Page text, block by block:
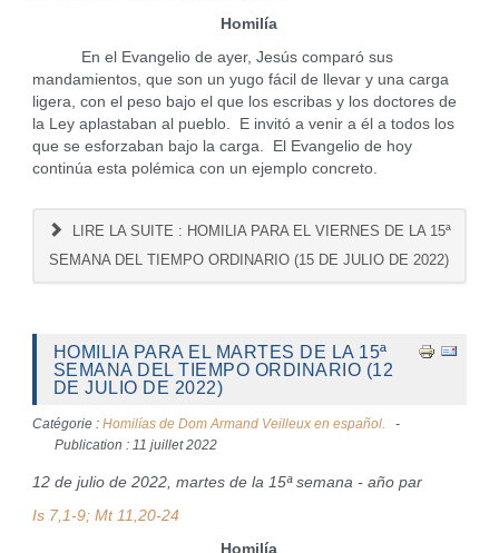
Homilía
En el Evangelio de ayer, Jesús comparó sus
mandamientos, que son un yugo fácil de llevar y una carga
ligera, con el peso bajo el que los escribas y los doctores de
la Ley aplastaban al pueblo. E invitó a venir a él a todos los
que se esforzaban bajo la carga. El Evangelio de hoy
continúa esta polémica con un ejemplo concreto.
LIRE LA SUITE : HOMILIA PARA EL VIERNES DE LA 15ª
SEMANA DEL TIEMPO ORDINARIO (15 DE JULIO DE 2022)
HOMILIA PARA EL MARTES DE LA 15ª
SEMANA DEL TIEMPO ORDINARIO (12
DE JULIO DE 2022)
Catégorie : Homilías de Dom Armand Veilleux en español.
Publication : 11 juillet 2022
12 de julio de 2022, martes de la 15ª semana - año par
Is 7,1-9; Mt 11,20-24
Homilía